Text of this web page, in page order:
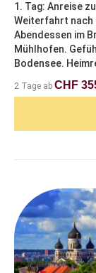
1. Tag: Anreise
Weiterfahrt nach
Abendessen im
Mühlhofen.
Bodensee.
2 Tage ab CHF